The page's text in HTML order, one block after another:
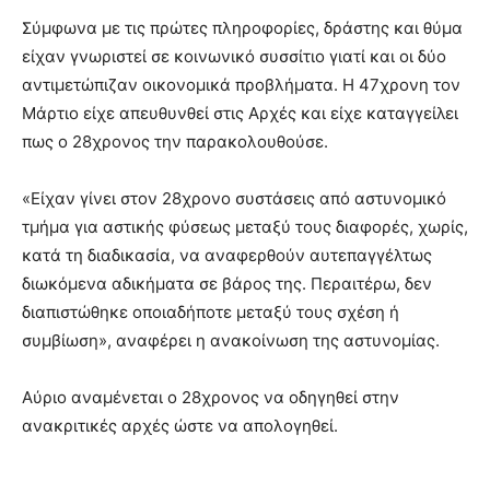
Σύμφωνα με τις πρώτες πληροφορίες, δράστης και θύμα
είχαν γνωριστεί σε κοινωνικό συσσίτιο γιατί και οι δύο
αντιμετώπιζαν οικονομικά προβλήματα. Η 47χρονη τον
Μάρτιο είχε απευθυνθεί στις Αρχές και είχε καταγγείλει
πως ο 28χρονος την παρακολουθούσε.
«Είχαν γίνει στον 28χρονο συστάσεις από αστυνομικό
τμήμα για αστικής φύσεως μεταξύ τους διαφορές, χωρίς,
κατά τη διαδικασία, να αναφερθούν αυτεπαγγέλτως
διωκόμενα αδικήματα σε βάρος της. Περαιτέρω, δεν
διαπιστώθηκε οποιαδήποτε μεταξύ τους σχέση ή
συμβίωση», αναφέρει η ανακοίνωση της αστυνομίας.
Αύριο αναμένεται ο 28χρονος να οδηγηθεί στην
ανακριτικές αρχές ώστε να απολογηθεί.